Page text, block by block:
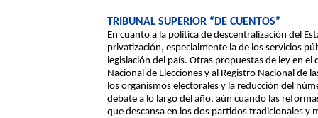
TRIBUNAL SUPERIOR “DE CUENTOS”
En cuanto a la política de descentralización del
privatización, especialmente la de los servicios
legislación del país. Otras propuestas de ley en
Nacional de Elecciones y al Registro Nacional de
los organismos electorales y la reducción del
debate a lo largo del año, aún cuando las
que descansa en los dos partidos tradicionales y